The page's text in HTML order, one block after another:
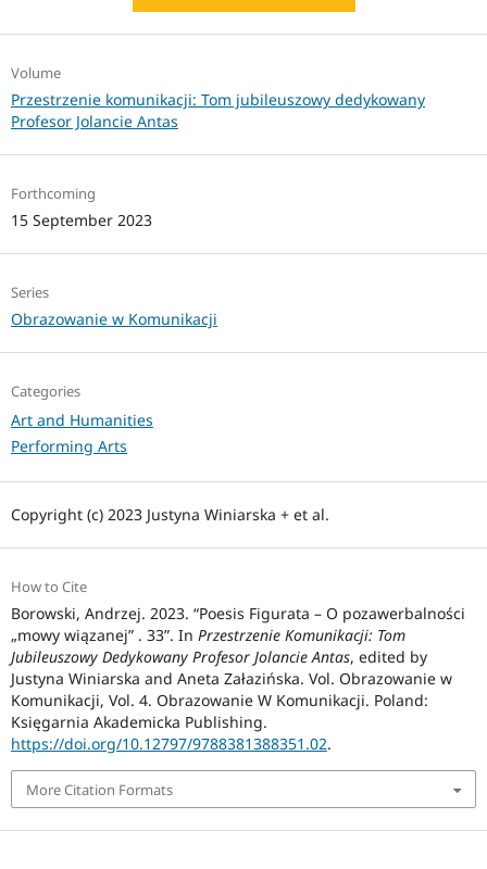
Volume
Przestrzenie komunikacji: Tom jubileuszowy dedykowany
Profesor Jolancie Antas
Forthcoming
15 September 2023
Series
Obrazowanie w Komunikacji
Categories
Art and Humanities
Performing Arts
Copyright (c) 2023 Justyna Winiarska + et al.
How to Cite
Borowski, Andrzej. 2023. “Poesis Figurata – O pozawerbalności
„mowy wiązanej” . 33”. In Przestrzenie Komunikacji: Tom
Jubileuszowy Dedykowany Profesor Jolancie Antas, edited by
Justyna Winiarska and Aneta Załazińska. Vol. Obrazowanie w
Komunikacji, Vol. 4. Obrazowanie W Komunikacji. Poland:
Księgarnia Akademicka Publishing.
https://doi.org/10.12797/9788381388351.02.
More Citation Formats